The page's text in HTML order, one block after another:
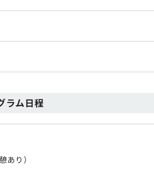
ラム日程
あり）